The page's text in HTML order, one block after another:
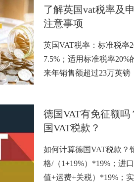
了解英国vat税率及
注意事项
英国VAT税率：标准税率
7.5%；适用标准税率20%
来年销售额超过23万英
德国VAT有免征额吗
国VAT税款？
如何计算德国VAT税款？
格/（1+19%）*19%；进
值+运费+关税）*19%；